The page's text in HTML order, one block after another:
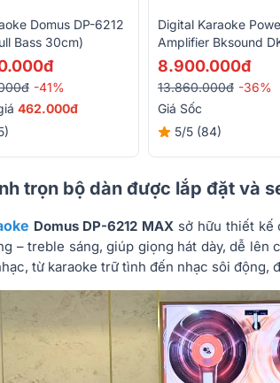
Domus DP-6212
Bass 30cm)
-41%
462.000đ
Digital Karaoke
Amplifier Bksound
(2 Kênh, 750W, Kèm
Không Dây)
8.900.000đ
13.860.000đ -36%
Giá Sốc
5/5 (84)
trọn bộ dàn được lắp đặt và
Domus DP-6212 MAX sở hữu thiết kế
– treble sáng, giúp giọng hát dày, dễ lên
từ karaoke trữ tình đến nhạc sôi động,